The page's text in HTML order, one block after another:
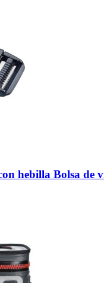
hebilla Bolsa de